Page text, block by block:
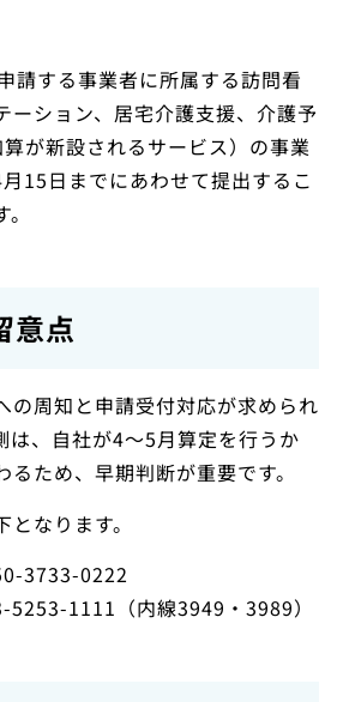
請する事業者に所属する訪問看
ーション、居宅介護支援、介護予
が新設されるサービス）の事業
15日までにあわせて提出するこ
意点
の周知と申請受付対応が求められ
は、自社が4〜5月算定を行うか
ため、早期判断が重要です。
なります。
3733-0222
5253-1111（内線3949・3989）